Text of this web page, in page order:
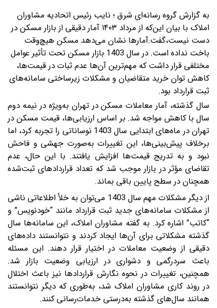
به گزارش گروه رسانه‌ای شرق ؛ نایب رئیس اتحادیه مشاوران
املاک با بیان این‌که از مرداد ۱۴۰۳ آمار دقیقی از بازار مسکن در
دست نیست،‌گفت:آمارها نشان می‌دهد مسکن هیچ‌وقت
باخت نداده است.
در سال 1403 بازار مسکن تحت تأثیر عوامل
مختلفی قرار داشت که مهم‌ترین آن‌ها عدم ثبات در قیمت‌ها،
کاهش توان خرید متقاضیان و مشکلات زیرساختی سامانه‌های
ثبت قرارداد بود.
سال گذشته، آمار معاملات مسکن در تهران به‌ویژه در نیمه دوم
سال با کاهش مواجه شد. بر اساس ارزیابی‌ها، قیمت مسکن در
تهران در ماه‌های ابتدایی سال 1403 نوساناتی را تجربه کرد، اما
برخلاف پیش‌بینی‌ها، این تغییرات به‌صورت جهشی و فاحش
نبود و به تدریج قیمت‌ها افزایش یافتند. با این حال، عدم
تقاضای مؤثر در بازار موجب شد که تعداد قراردادهای ثبت‌شده
همچنان در سطح پایین باقی بماند.
از دیگر مشکلات مهم سال 1403 می‌توان به خلأ اطلاعاتی ناشی
از مشکلات سامانه‌های جدید ثبت قرارداد مانند “خودنویس” و
“کاتب” اشاره کرد. به گفته مشاوران املاک، این سامانه‌ها سال
گذشته مشکلاتی برای آن‌ها ایجاد کردند و نتوانستند داده‌های
دقیقی از وضعیت معاملات در اختیار قرار دهند. این مسئله
باعث سردرگمی و دشواری در ارزیابی وضعیت بازار شد.
همچنین، تغییرات در نحوه نگارش قراردادها نیز باعث اختلال
در روند کاری مشاوران املاک شد، به‌طوری که دیگر نتوانستند
همانند سال‌های گذشته به‌درستی خدمات‌رسانی کنند.